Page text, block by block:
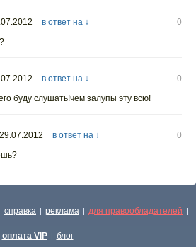
в ответ на ↓
0
в ответ на ↓
0
буду слушать!чем залупы эту всю!
в ответ на ↓
0
справка | реклама | для правообладателей |
оплата VIP | блог